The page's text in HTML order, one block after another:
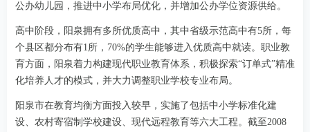
公办幼儿园，推进中小学布局优化，并增加公办学位资源供给。
高中阶段，阳泉拥有多所优质高中，其中省级示范高中有5所，每
个县区都分布有1所，70%的学生能够进入优质高中就读。职业教
育方面，阳泉着力构建现代职业教育体系，积极探索“订单式”精准
化培养人才的模式，并大力调整职业学校专业布局。
阳泉市在教育均衡方面投入较早，实施了包括中小学标准化建
设、农村寄宿制学校建设、现代远程教育等六大工程。截至2008